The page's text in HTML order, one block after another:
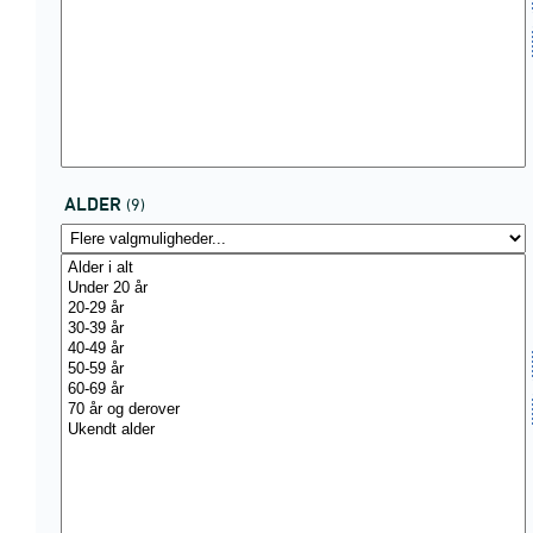
ALDER (9)